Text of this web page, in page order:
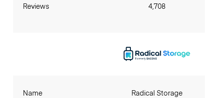
Reviews 4,708
Name Radical Storage